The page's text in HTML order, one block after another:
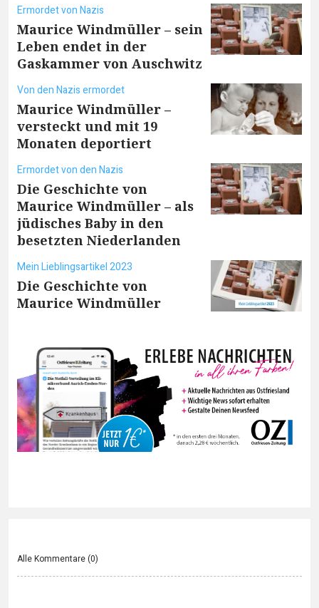
Ermordet von Nazis
Maurice Windmüller – sein
Leben endet in der
Gaskammer von Auschwitz
Von den Nazis ermordet
Maurice Windmüller –
versteckt und mit 19
Monaten deportiert
Ermordet von den Nazis
Die Geschichte von
Maurice Windmüller – als
jüdisches Baby in den
besetzten Niederlanden
Mein Lieblingsartikel 2023
Die Geschichte von
Maurice Windmüller
Alle Kommentare (0)